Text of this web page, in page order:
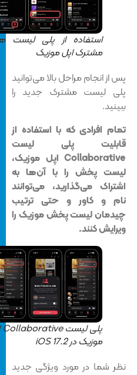
استفاده از پلی لیست های
مشترک اپل موزیک
پس از انجام مراحل بالا می‌توانید
پلی لیست مشترک جدید را
ببینید.
تمام افرادی که با استفاده از
قابلیت پلی لیست
Collaborative اپل موزیک،
لیست پخش را با آن‌ها به
اشتراک می‌گذارید، می‌توانند
نام و کاور و حتی ترتیب
چیدمان لیست پخش موزیک را
ویرایش کنند‌.
پلی لیست Collaborative اپل
موزیک در iOS 17.2
نظر شما در مورد ویژگی جدید